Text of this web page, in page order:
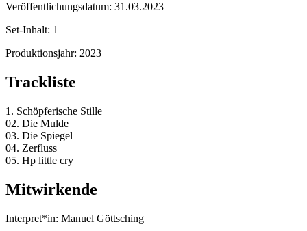
Veröffentlichungsdatum: 31.03.2023
Set-Inhalt: 1
Produktionsjahr: 2023
Trackliste
1. Schöpferische Stille
02. Die Mulde
03. Die Spiegel
04. Zerfluss
05. Hp little cry
Mitwirkende
Interpret*in: Manuel Göttsching